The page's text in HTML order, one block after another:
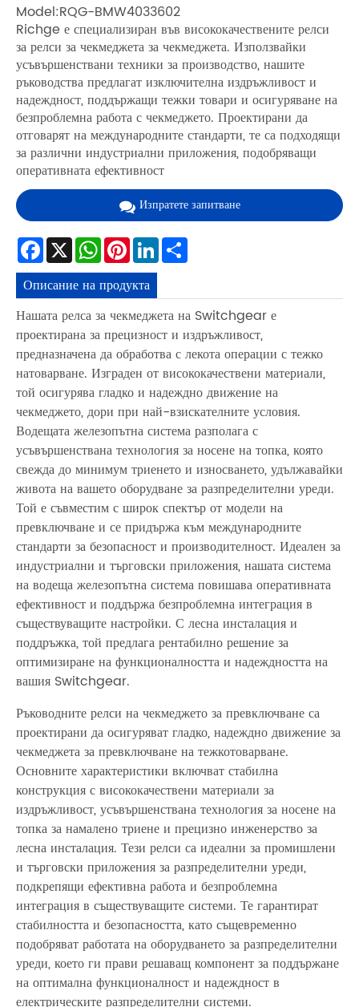
Model:RQG-BMW4033602
Richge е специализиран във висококачествените релси
за релси за чекмеджета за чекмеджета. Използвайки
усъвършенствани техники за производство, нашите
ръководства предлагат изключителна издръжливост и
надеждност, поддържащи тежки товари и осигуряване на
безпроблемна работа с чекмеджето. Проектирани да
отговарят на международните стандарти, те са подходящи
за различни индустриални приложения, подобряващи
оперативната ефективност
Изпратете запитване
Facebook
X WhatsApp
Pinterest
LinkedIn
Описание на продукта
Нашата релса за чекмеджета на Switchgear е
проектирана за прецизност и издръжливост,
предназначена да обработва с лекота операции с тежко
натоварване. Изграден от висококачествени материали,
той осигурява гладко и надеждно движение на
чекмеджето, дори при най-взискателните условия.
Водещата железопътна система разполага с
усъвършенствана технология за носене на топка, която
свежда до минимум триенето и износването, удължавайки
живота на вашето оборудване за разпределителни уреди.
Той е съвместим с широк спектър от модели на
превключване и се придържа към международните
стандарти за безопасност и производителност. Идеален за
индустриални и търговски приложения, нашата система
на водеща железопътна система повишава оперативната
ефективност и поддържа безпроблемна интеграция в
съществуващите настройки. С лесна инсталация и
поддръжка, той предлага рентабилно решение за
оптимизиране на функционалността и надеждността на
вашия Switchgear.
Ръководните релси на чекмеджето за превключване са
проектирани да осигуряват гладко, надеждно движение за
чекмеджета за превключване на тежкотоварване.
Основните характеристики включват стабилна
конструкция с висококачествени материали за
издръжливост, усъвършенствана технология за носене на
топка за намалено триене и прецизно инженерство за
лесна инсталация. Тези релси са идеални за промишлени
и търговски приложения за разпределителни уреди,
подкрепящи ефективна работа и безпроблемна
интеграция в съществуващите системи. Те гарантират
стабилността и безопасността, като същевременно
подобряват работата на оборудването за разпределителни
уреди, което ги прави решаващ компонент за поддържане
на оптимална функционалност и надеждност в
електрическите разпределителни системи.